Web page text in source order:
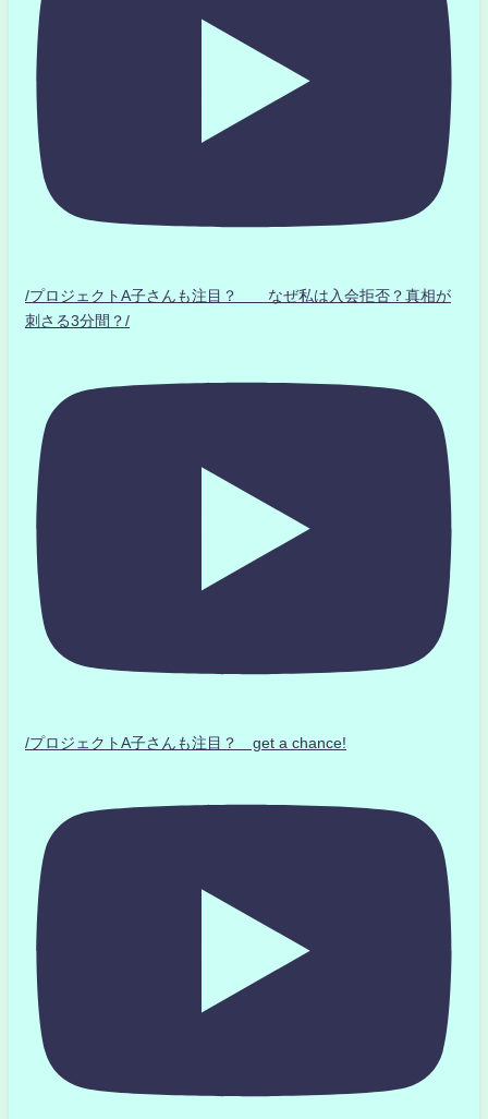
/プロジェクトA子さんも注目？ なぜ私は入会拒否？真相が
刺さる3分間？/
/プロジェクトA子さんも注目？ get a chance!